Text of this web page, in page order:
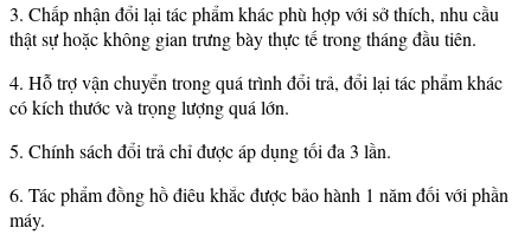
3. Chấp nhận đổi lại tác phẩm khác phù hợp với sở thích, nhu cầu
thật sự hoặc không gian trưng bày thực tế trong tháng đầu tiên.
4. Hỗ trợ vận chuyển trong quá trình đổi trả, đổi lại tác phẩm khác
có kích thước và trọng lượng quá lớn.
5. Chính sách đổi trả chỉ được áp dụng tối đa 3 lần.
6. Tác phẩm đồng hồ điêu khắc được bảo hành 1 năm đối với phần
máy.